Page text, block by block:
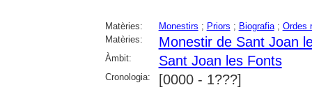
Matèries: Monestirs ; Priors ; Biografia; Ordes
Matèries:
Monestir de Sant Joan
Àmbit: Sant Joan les Fonts
Cronologia: [0000 - 1???]